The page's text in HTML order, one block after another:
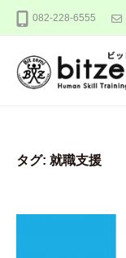
082-228-6555
社
ッ
を
タグ: 就職支援
会
社
ビ
ミ